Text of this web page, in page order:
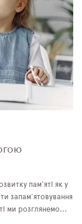
пам'яті як у
запам'ятовування
ми розглянемо...